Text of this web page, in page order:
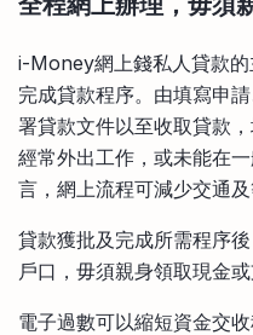
i-Money網上錢私人貸款
完成貸款程序。由填寫申
署貸款文件以至收取貸款
經常外出工作，或未能在
言，網上流程可減少交通及
貸款獲批及完成所需程序
戶口，毋須親身領取現金或
電子過數可以縮短資金交收